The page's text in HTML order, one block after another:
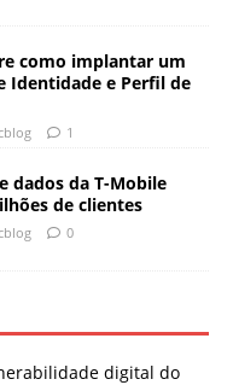
como implantar um
Identidade e Perfil de
1
dados da T-Mobile
de clientes
0
digital do